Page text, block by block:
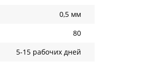
0,5 мм
80
5-15 рабочих дней